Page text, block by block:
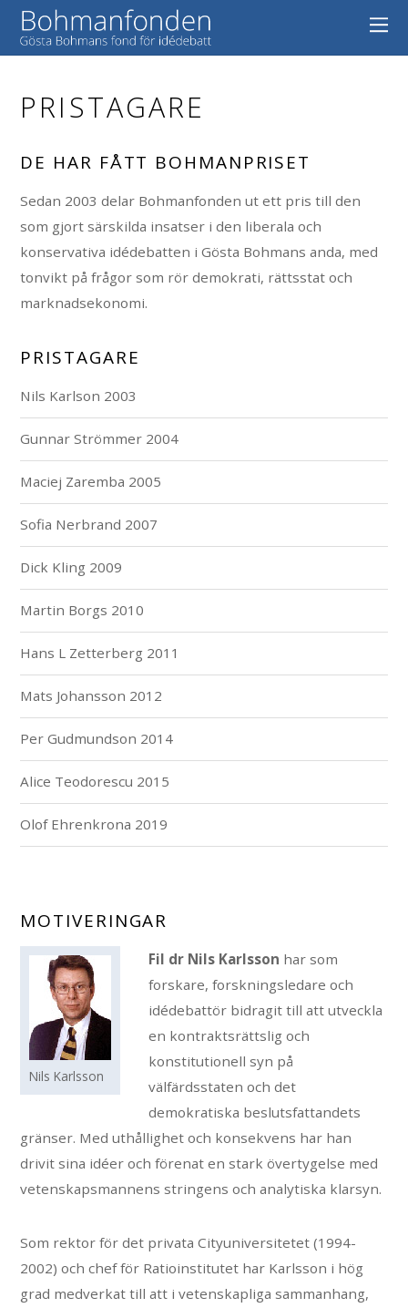
PRISTAGARE
DE HAR FÅTT BOHMANPRISET
Sedan 2003 delar Bohmanfonden ut ett pris till den
som gjort särskilda insatser i den liberala och
konservativa idédebatten i Gösta Bohmans anda, med
tonvikt på frågor som rör demokrati, rättsstat och
marknadsekonomi.
PRISTAGARE
Nils Karlson 2003
Gunnar Strömmer 2004
Maciej Zaremba 2005
Sofia Nerbrand 2007
Dick Kling 2009
Martin Borgs 2010
Hans L Zetterberg 2011
Mats Johansson 2012
Per Gudmundson 2014
Alice Teodorescu 2015
Olof Ehrenkrona 2019
MOTIVERINGAR
Nils Karlsson
Fil dr Nils Karlsson har som
forskare, forskningsledare och
idédebattör bidragit till att utveckla
en kontraktsrättslig och
konstitutionell syn på
välfärdsstaten och det
demokratiska beslutsfattandets
gränser. Med uthållighet och konsekvens har han
drivit sina idéer och förenat en stark övertygelse med
vetenskapsmannens stringens och analytiska klarsyn.
Som rektor för det privata Cityuniversitetet (1994-
2002) och chef för Ratioinstitutet har Karlsson i hög
grad medverkat till att i vetenskapliga sammanhang,